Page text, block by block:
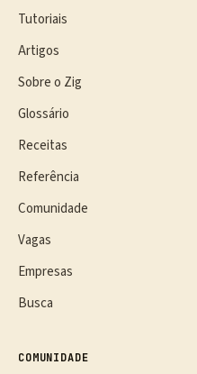
Tutoriais
Artigos
Sobre o Zig
Glossário
Receitas
Referência
Comunidade
Vagas
Empresas
Busca
COMUNIDADE